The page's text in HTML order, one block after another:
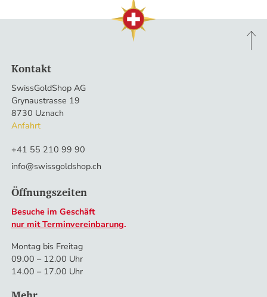
Kontakt
SwissGoldShop AG
Grynaustrasse 19
8730 Uznach
Anfahrt
+41 55 210 99 90
info@swissgoldshop.ch
Öffnungszeiten
Besuche im Geschäft
nur mit Terminvereinbarung.
Montag bis Freitag
09.00 – 12.00 Uhr
14.00 – 17.00 Uhr